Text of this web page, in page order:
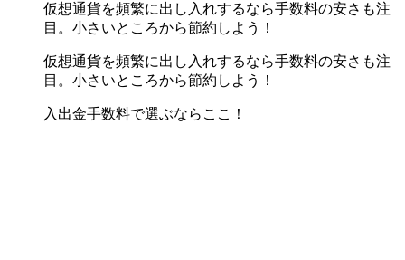
仮想通貨を頻繁に出し入れするなら手数料の安さも注
目。小さいところから節約しよう！
仮想通貨を頻繁に出し入れするなら手数料の安さも注
目。小さいところから節約しよう！
入出金手数料で選ぶならここ！